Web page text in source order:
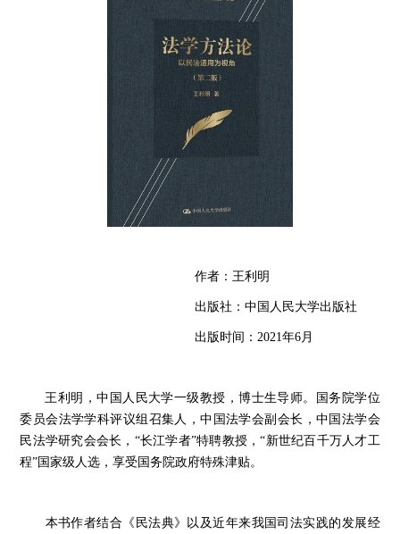
作者：王利明
出版社：中国人民大学出版社
出版时间：2021年6月
王利明，中国人民大学一级教授，博士生导师。国务院学位
委员会法学学科评议组召集人，中国法学会副会长，中国法学会
民法学研究会会长， “长江学者”特聘教授，“新世纪百千万人才工
程”国家级人选，享受国务院政府特殊津贴。
本书作者结合《民法典》以及近年来我国司法实践的发展经